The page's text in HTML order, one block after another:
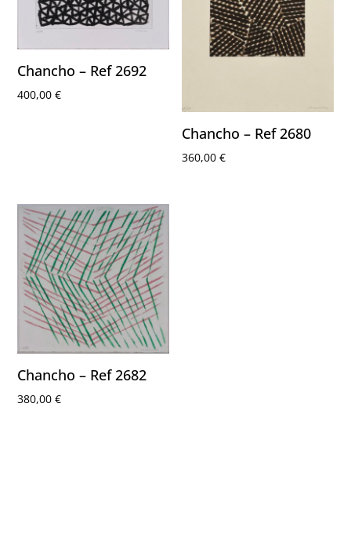
Chancho – Ref 2692
400,00€
Chancho – Ref 2680
360,00€
Chancho – Ref 2682
380,00€